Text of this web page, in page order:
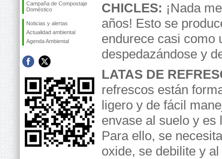
Campaña de Compostaje
Doméstico
Noticias y alertas
Actualidad ambiental
Agenda Ambiental
CHICLES: ¡Nada
años! Esto se
endurece casi como
despedazándose y
LATAS DE
refrescos están
ligero y de fácil
envase al suelo y es
Para ello, se
oxide, se debilite y